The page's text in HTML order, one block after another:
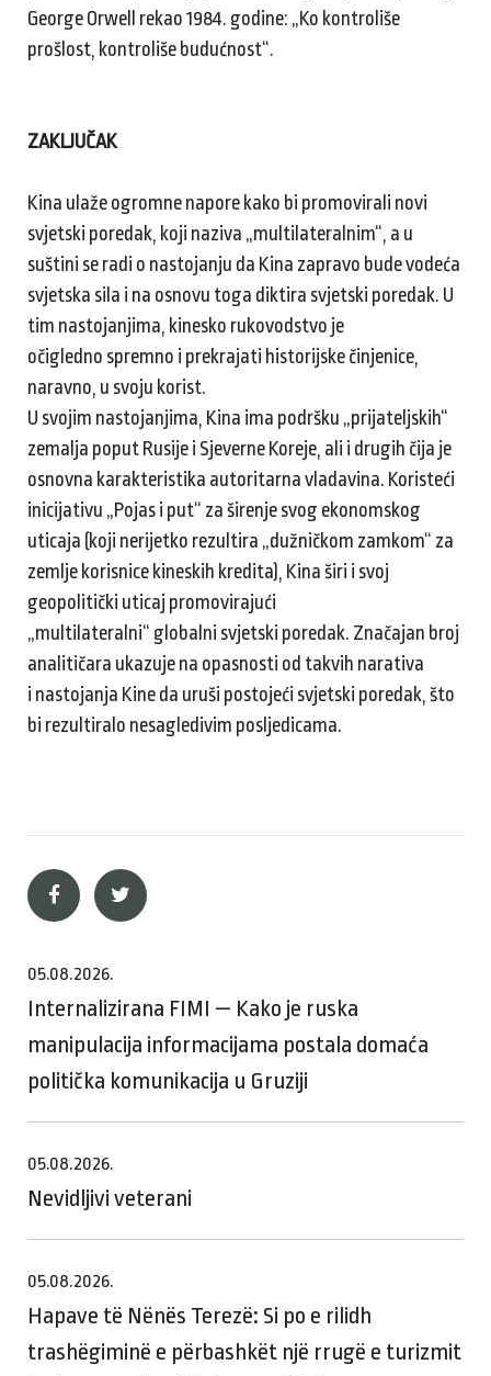
George Orwell rekao 1984. godine: „Ko kontroliše
prošlost, kontroliše budućnost“.
ZAKLJUČAK
Kina ulaže ogromne napore kako bi promovirali novi
svjetski poredak, koji naziva „multilateralnim“, a u
suštini se radi o nastojanju da Kina zapravo bude vodeća
svjetska sila i na osnovu toga diktira svjetski poredak. U
tim nastojanjima, kinesko rukovodstvo je
očigledno spremno i prekrajati historijske činjenice,
naravno, u svoju korist.
U svojim nastojanjima, Kina ima podršku „prijateljskih“
zemalja poput Rusije i Sjeverne Koreje, ali i drugih čija je
osnovna karakteristika autoritarna vladavina. Koristeći
inicijativu „Pojas i put“ za širenje svog ekonomskog
uticaja (koji nerijetko rezultira „dužničkom zamkom“ za
zemlje korisnice kineskih kredita), Kina širi i svoj
geopolitički uticaj promovirajući
„multilateralni“ globalni svjetski poredak. Značajan broj
analitičara ukazuje na opasnosti od takvih narativa
i nastojanja Kine da uruši postojeći svjetski poredak, što
bi rezultiralo nesagledivim posljedicama.
05.08.2026.
Internalizirana FIMI — Kako je ruska
manipulacija informacijama postala domaća
politička komunikacija u Gruziji
05.08.2026.
Nevidljivi veterani
05.08.2026.
Hapave të Nënës Terezë: Si po e rilidh
trashëgiminë e përbashkët një rrugë e turizmit